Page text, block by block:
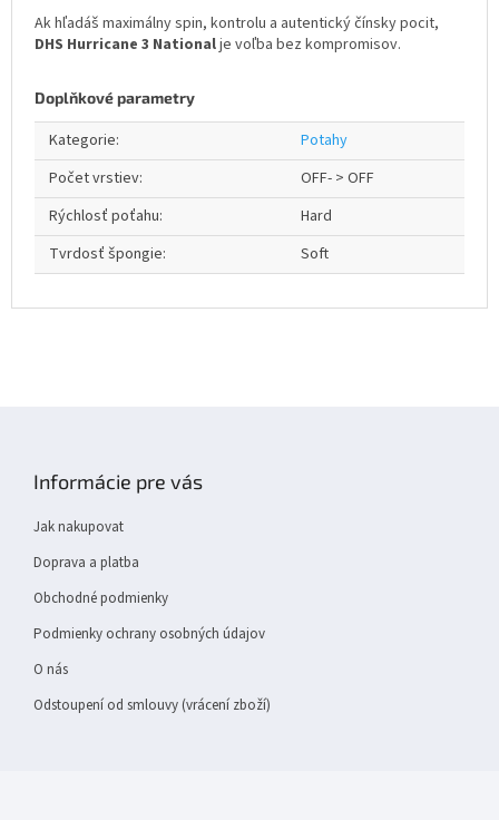
Ak hľadáš maximálny spin, kontrolu a autentický čínsky pocit,
DHS Hurricane 3 Nationalje voľba bez kompromisov.
Doplňkové parametry
Kategorie:
Potahy
Počet vrstiev:
OFF- > OFF
Rýchlosť poťahu:
Hard
Tvrdosť špongie: Soft
Informácie pre vás
Jak nakupovat
Doprava a platba
Obchodné podmienky
Podmienky ochrany osobných údajov
O nás
Odstoupení od smlouvy (vrácení zboží)